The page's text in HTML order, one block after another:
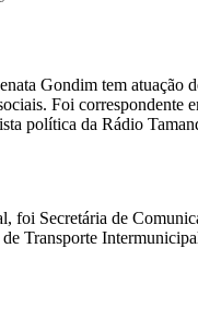
Gondim tem atuação
Foi
política da Rádio
foi Secretária de
Transporte